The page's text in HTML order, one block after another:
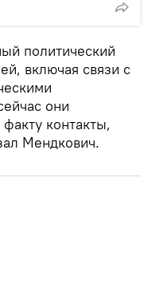
политический
включая связи с
они
контакты,
Мендкович.